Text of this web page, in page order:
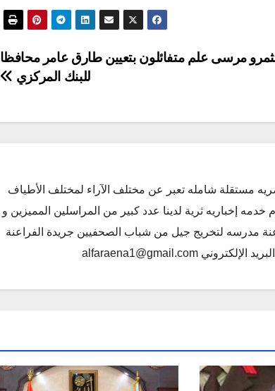
مرسى علم متفائلون بتعيين طارق عامر محافظا
للبنك المركزي
مستقلة شامله تعبر عن مختلف الآراء لمختلف الأطياف
إخباريه ثرية لدينا عدد كبير من المراسلين المميزين و
مدرسه لتخريج جيل من شباب الصحفيين جريدة الفراعنة